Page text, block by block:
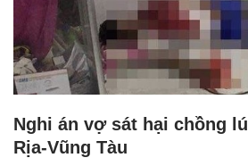
Nghi án vợ sát hại chồng
Rịa-Vũng Tàu